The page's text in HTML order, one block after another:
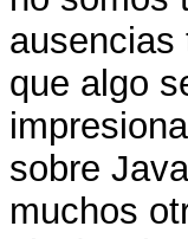
ausencias
que algo
sobre
muchos